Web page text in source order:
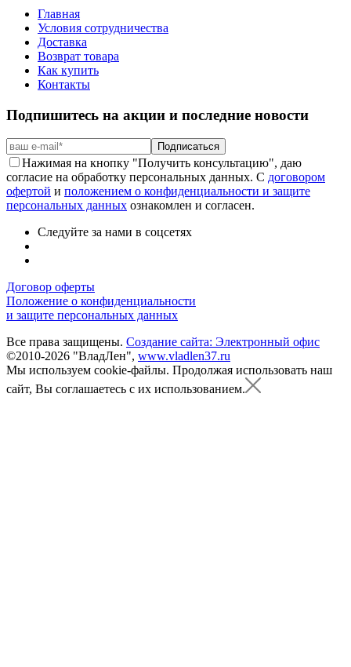
Главная
Условия сотрудничества
Доставка
Возврат товара
Как купить
Контакты
Подпишитесь на акции и последние новости
Подписаться
Нажимая на кнопку "Получить консультацию", даю
согласие на обработку персональных данных. С договором
офертой и положением о конфиденциальности и защите
персональных данных ознакомлен и согласен.
Следуйте за нами в соцсетях
Договор оферты
Положение о конфиденциальности
и защите персональных данных
Все права защищены. Создание сайта: Электронный офис
©2010-2026 "ВладЛен", www.vladlen37.ru
Мы используем cookie-файлы. Продолжая использовать наш
сайт, Вы соглашаетесь с их использованием.